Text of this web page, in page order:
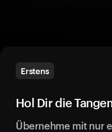
Erstens
Hol Dir die
Übernehme mit nur